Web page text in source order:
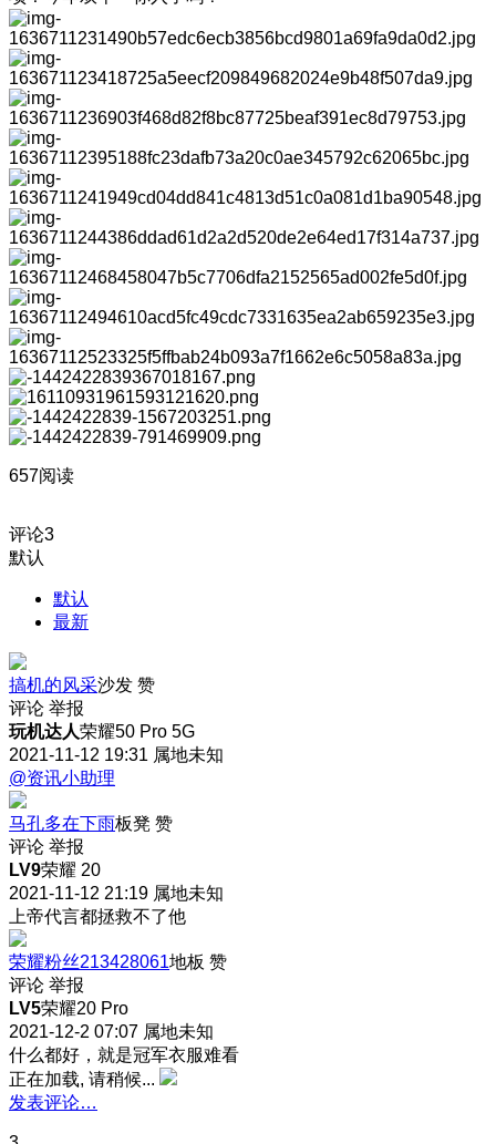
657阅读
评论3
默认
默认
最新
搞机的风采沙发 赞
评论 举报
玩机达人荣耀50 Pro 5G
2021-11-12 19:31 属地未知
@资讯小助理
马孔多在下雨板凳 赞
评论 举报
LV9荣耀 20
2021-11-12 21:19 属地未知
上帝代言都拯救不了他
荣耀粉丝213428061地板 赞
评论 举报
LV5荣耀20 Pro
2021-12-2 07:07 属地未知
什么都好，就是冠军衣服难看
正在加载, 请稍候...
发表评论…